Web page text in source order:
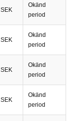
SEK
Okänd
period
SEK
Okänd
period
SEK
Okänd
period
SEK
Okänd
period